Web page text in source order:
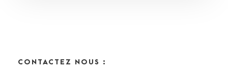
CONTACTEZ NOUS :